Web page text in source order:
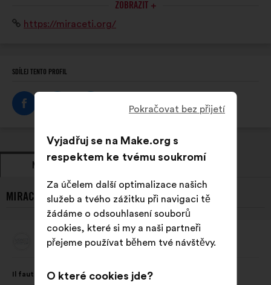
suivi des populations des 8 espèces de cétacés
ZOBRAZIT +
Internetová
https://miraceti.org/
SDÍLEJ TENTO PROFIL
NÁVRHY
MIRACETI A JEHO/JEJÍ NEJNOVĚJŠÍ NÁVRHY:
Miraceti
návrhu:
Il faut intégrer au programme scolaire dès le primaire,
distribucí:
Pokračovat bez přijetí
Vyjadřuj se na Make.org s
respektem ke tvému soukromí
Za účelem další optimalizace našich
služeb a tvého zážitku při navigaci tě
žádáme o odsouhlasení souborů
cookies, které si my a naši partneři
přejeme používat během tvé návštěvy.
O které cookies jde?